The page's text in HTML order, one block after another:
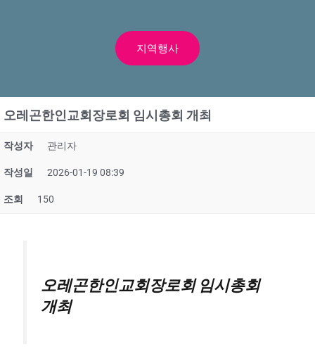
지역행사
오레곤한인교회장로회 임시총회 개최
작성자 관리자
작성일 2026-01-19 08:39
조회 150
오레곤한인교회장로회 임시총회
개최